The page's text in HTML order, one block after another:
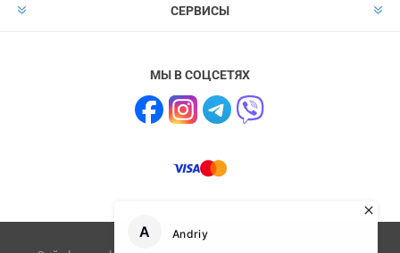
СЕРВИСЫ
МЫ В СОЦСЕТЯХ